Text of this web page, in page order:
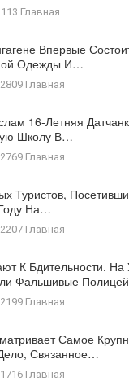
Главная
Впервые
Одежды И…
Главная
16-Летняя
Школу В…
Главная
Туристов,
На…
Главная
К Бдительности. На
Фальшивые
Главная
Самое
Связанное…
Главная